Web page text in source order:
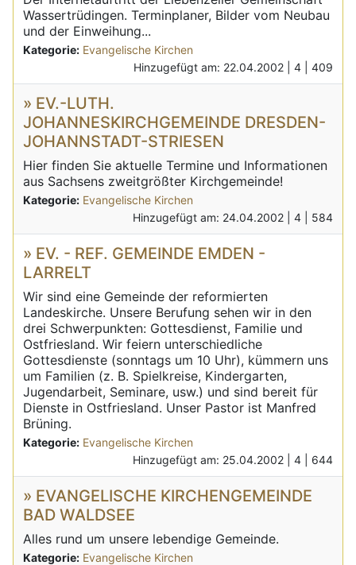
Wassertrüdingen. Terminplaner, Bilder vom Neubau
und der Einweihung...
Kategorie: Evangelische Kirchen
Hinzugefügt am: 22.04.2002 | 4 | 409
» EV.-LUTH.
JOHANNESKIRCHGEMEINDE DRESDEN-
JOHANNSTADT-STRIESEN
Hier finden Sie aktuelle Termine und Informationen
aus Sachsens zweitgrößter Kirchgemeinde!
Kategorie: Evangelische Kirchen
Hinzugefügt am: 24.04.2002 | 4 | 584
» EV. - REF. GEMEINDE EMDEN -
LARRELT
Wir sind eine Gemeinde der reformierten
Landeskirche. Unsere Berufung sehen wir in den
drei Schwerpunkten: Gottesdienst, Familie und
Ostfriesland. Wir feiern unterschiedliche
Gottesdienste (sonntags um 10 Uhr), kümmern uns
um Familien (z. B. Spielkreise, Kindergarten,
Jugendarbeit, Seminare, usw.) und sind bereit für
Dienste in Ostfriesland. Unser Pastor ist Manfred
Brüning.
Kategorie: Evangelische Kirchen
Hinzugefügt am: 25.04.2002 | 4 | 644
» EVANGELISCHE KIRCHENGEMEINDE
BAD WALDSEE
Alles rund um unsere lebendige Gemeinde.
Kategorie: Evangelische Kirchen